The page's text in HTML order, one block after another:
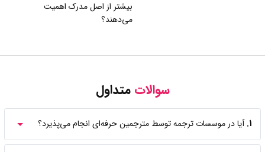
بیشتر از اصل مدرک اهمیت
می‌دهند؟
سوالاتمتداول
1. آیا در موسسات ترجمه توسط مترجمین حرفه‌ای انجام می‌پذیرد؟